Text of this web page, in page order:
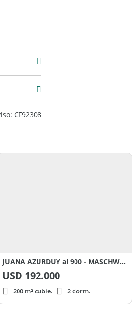
CF92308
JUANA AZURDUY al 900 - MASCHWITZ
USD 192.000
200 m² cubie. 2 dorm.